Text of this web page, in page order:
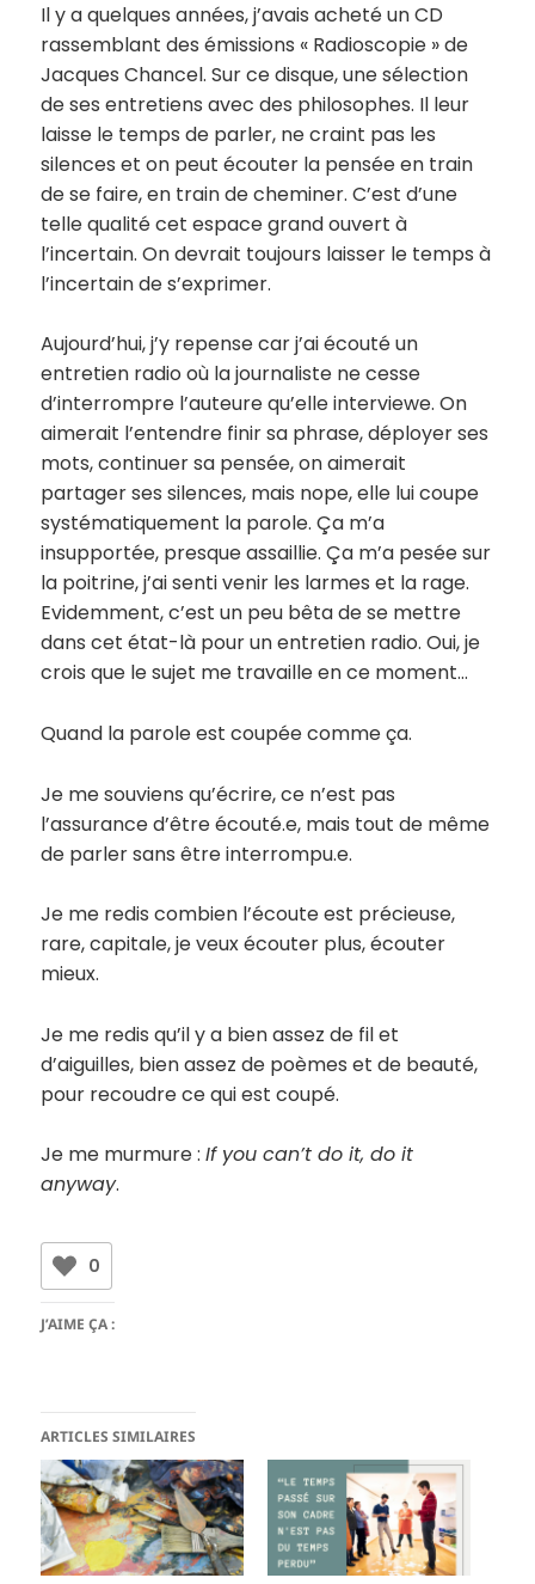
Il y a quelques années, j’avais acheté un CD
rassemblant des émissions « Radioscopie » de
Jacques Chancel. Sur ce disque, une sélection
de ses entretiens avec des philosophes. Il leur
laisse le temps de parler, ne craint pas les
silences et on peut écouter la pensée en train
de se faire, en train de cheminer. C’est d’une
telle qualité cet espace grand ouvert à
l’incertain. On devrait toujours laisser le temps à
l’incertain de s’exprimer.
Aujourd’hui, j’y repense car j’ai écouté un
entretien radio où la journaliste ne cesse
d’interrompre l’auteure qu’elle interviewe. On
aimerait l’entendre finir sa phrase, déployer ses
mots, continuer sa pensée, on aimerait
partager ses silences, mais nope, elle lui coupe
systématiquement la parole. Ça m’a
insupportée, presque assaillie. Ça m’a pesée sur
la poitrine, j’ai senti venir les larmes et la rage.
Evidemment, c’est un peu bêta de se mettre
dans cet état-là pour un entretien radio. Oui, je
crois que le sujet me travaille en ce moment…
Quand la parole est coupée comme ça.
Je me souviens qu’écrire, ce n’est pas
l’assurance d’être écouté.e, mais tout de même
de parler sans être interrompu.e.
Je me redis combien l’écoute est précieuse,
rare, capitale, je veux écouter plus, écouter
mieux.
Je me redis qu’il y a bien assez de fil et
d’aiguilles, bien assez de poèmes et de beauté,
pour recoudre ce qui est coupé.
Je me murmure :If you can’t do it, do it
anyway.
0
J’AIME ÇA :
ARTICLES SIMILAIRES